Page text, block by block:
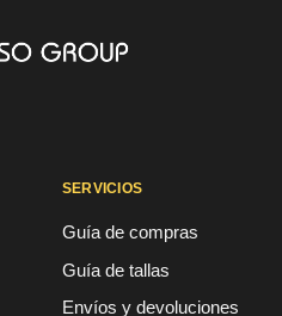
SERVICIOS
Guía de compras
Guía de tallas
Envíos y devoluciones